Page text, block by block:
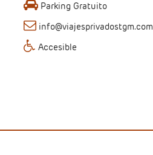
Parking Gratuito
info@viajesprivadostgm.com
Accesible